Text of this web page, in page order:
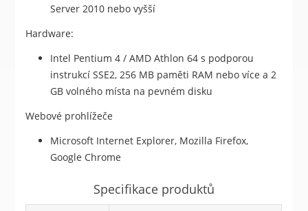
Server 2010 nebo vyšší
Hardware:
Intel Pentium 4 / AMD Athlon 64 s podporou
instrukcí SSE2, 256 MB paměti RAM nebo více a 2
GB volného místa na pevném disku
Webové prohlížeče
Microsoft Internet Explorer, Mozilla Firefox,
Google Chrome
Specifikace produktů